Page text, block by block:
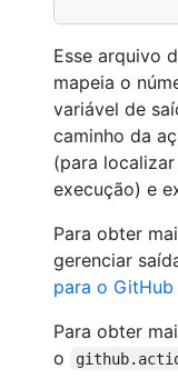
Esse arquivo
mapeia o
variável de
caminho da
(para
execução) e
Para obter
gerenciar
para o
Para obter
o